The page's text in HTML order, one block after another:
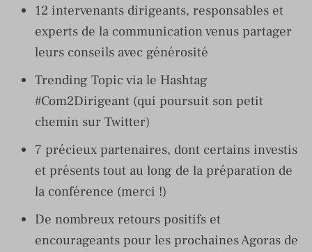
12 intervenants dirigeants, responsables et
experts de la communication venus partager
leurs conseils avec générosité
Trending Topic via le Hashtag
#Com2Dirigeant (qui poursuit son petit
chemin sur Twitter)
7 précieux partenaires, dont certains investis
et présents tout au long de la préparation de
la conférence (merci !)
De nombreux retours positifs et
encourageants pour les prochaines Agoras de